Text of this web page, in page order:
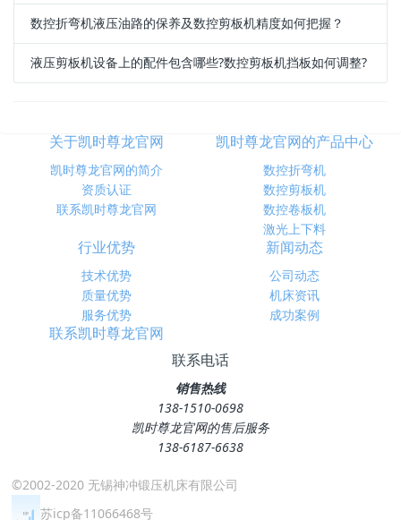
数控折弯机液压油路的保养及数控剪板机精度如何把握？
液压剪板机设备上的配件包含哪些?数控剪板机挡板如何调整?
关于凯时尊龙官网
凯时尊龙官网的简介
资质认证
联系凯时尊龙官网
凯时尊龙官网的产品中心
数控折弯机
数控剪板机
数控卷板机
激光上下料
行业优势
技术优势
质量优势
服务优势
新闻动态
公司动态
机床资讯
成功案例
联系凯时尊龙官网
联系电话
销售热线
138-1510-0698
凯时尊龙官网的售后服务
138-6187-6638
©2002-2020 无锡神冲锻压机床有限公司
苏icp备11066468号